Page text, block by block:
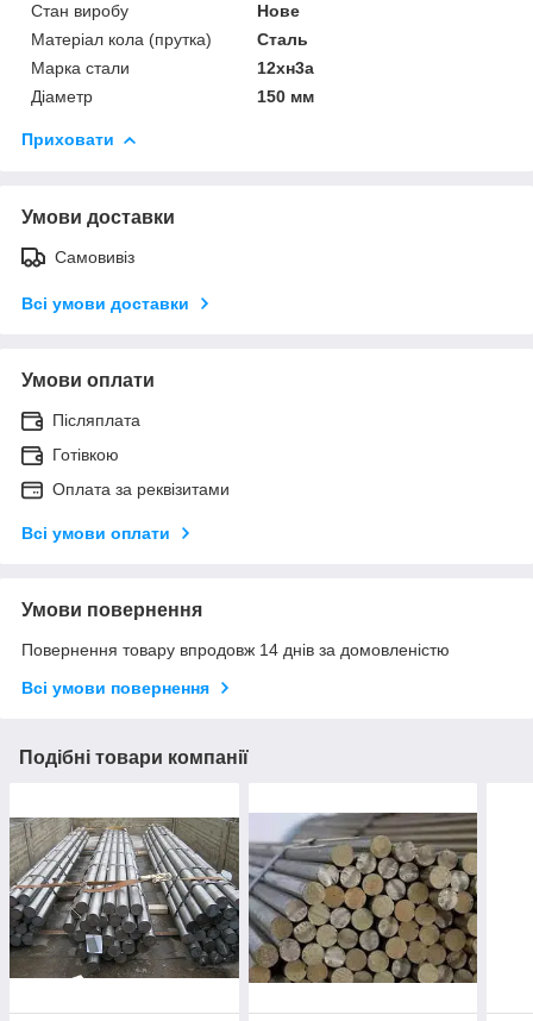
Стан виробу
Нове
Матеріал кола (прутка)
Сталь
Марка стали
12хн3а
Діаметр
150 мм
Приховати
Умови доставки
Самовивіз
Всі умови доставки
Умови оплати
Післяплата
Готівкою
Оплата за реквізитами
Всі умови оплати
Умови повернення
Повернення товару впродовж 14 днів за домовленістю
Всі умови повернення
Подібні товари компанії